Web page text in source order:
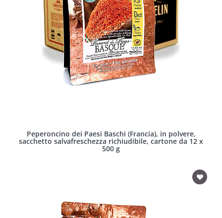
Peperoncino dei Paesi Baschi (Francia), in polvere,
sacchetto salvafreschezza richiudibile, cartone da 12 x
500 g